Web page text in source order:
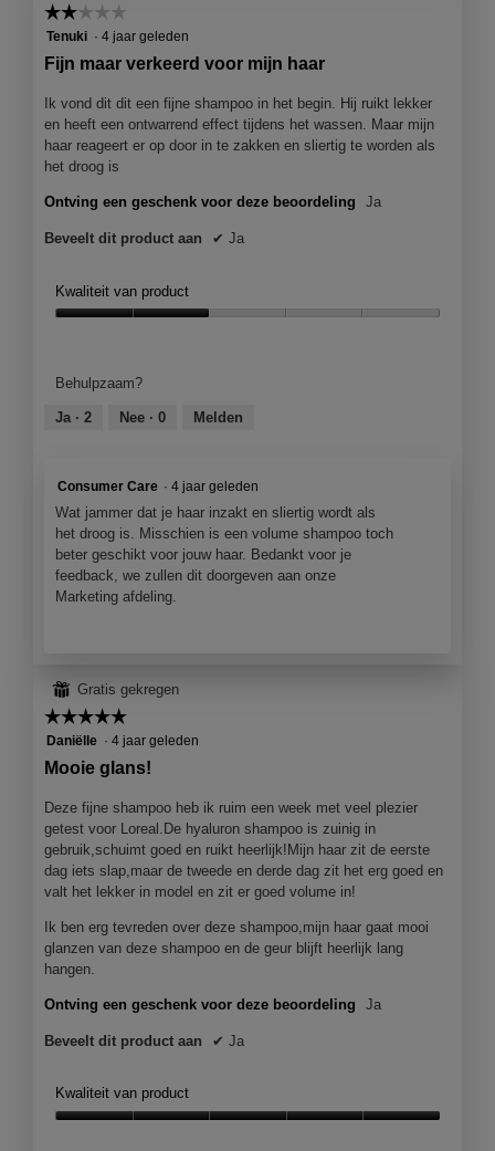
t
o
.
t
i
o
e
n
j
e
e
n
☆☆☆☆☆
☆☆☆☆☆
2
van
sterren.
Tenuki · 4 jaar geleden
Fijn maar verkeerd voor mijn haar
Ik vond dit dit een fijne shampoo in het begin. Hij ruikt lekker
en heeft een ontwarrend effect tijdens het wassen. Maar mijn
haar reageert er op door in te zakken en sliertig te worden als
het droog is
Ontving een geschenk voor deze beoordeling Ja
Beveelt dit product aan ✔ Ja
Kwaliteit van product
2
van
Behulpzaam?
Ja · 2 Nee · 0 Melden
Consumer Care · 4 jaar geleden
Wat jammer dat je haar inzakt en sliertig wordt als
het droog is. Misschien is een volume shampoo toch
beter geschikt voor jouw haar. Bedankt voor je
feedback, we zullen dit doorgeven aan onze
Marketing afdeling.
⊞ Gratis gekregen
☆☆☆☆☆
☆☆☆☆☆
5
sterren.
Daniëlle · 4 jaar geleden
Mooie glans!
Deze fijne shampoo heb ik ruim een week met veel plezier
getest voor Loreal.De hyaluron shampoo is zuinig in
gebruik,schuimt goed en ruikt heerlijk!Mijn haar zit de eerste
dag iets slap,maar de tweede en derde dag zit het erg goed en
valt het lekker in model en zit er goed volume in!
Ik ben erg tevreden over deze shampoo,mijn haar gaat mooi
glanzen van deze shampoo en de geur blijft heerlijk lang
hangen.
Ontving een geschenk voor deze beoordeling Ja
Beveelt dit product aan ✔ Ja
Kwaliteit van product